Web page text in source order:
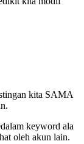
kita SAMA
keyword ala
oleh akun lain.